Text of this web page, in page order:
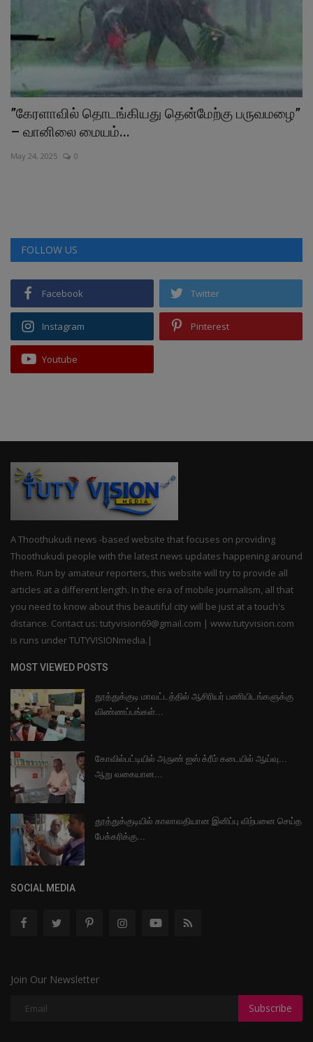
”கேரளாவில் தொடங்கியது தென்மேற்கு பருவமழை”
– வானிலை மையம்...
May 24, 2025 0
FOLLOW US
Facebook Twitter
Instagram Pinterest
Youtube
A Thoothukudi news -based website that focuses on providing
Thoothukudi people with the latest news updates happening around
them. Run by amateur reporters, this website will try to provide all
articles at a different length. In the era of mobile journalism, all that
you need to know about this beautiful city will be just at a touch's
distance. Contact us: tutyvision69@gmail.com | www.tutyvision.com
is runs under TUTYVISIONmedia.|
MOST VIEWED POSTS
தூத்துக்குடி மாவட்டத்தில் ஆசிரியர் பணியிடங்களுக்கு
விண்ணப்பங்கள்...
கோவில்பட்டியில் அருண் ஐஸ் க்ரீம் கடையில் ஆய்வு...
ஆறு வகையான...
தூத்துக்குடியில் காலாவதியான இனிப்பு விற்பனை செய்த
பேக்கரிக்கு...
SOCIAL MEDIA
Join Our Newsletter
Subscribe